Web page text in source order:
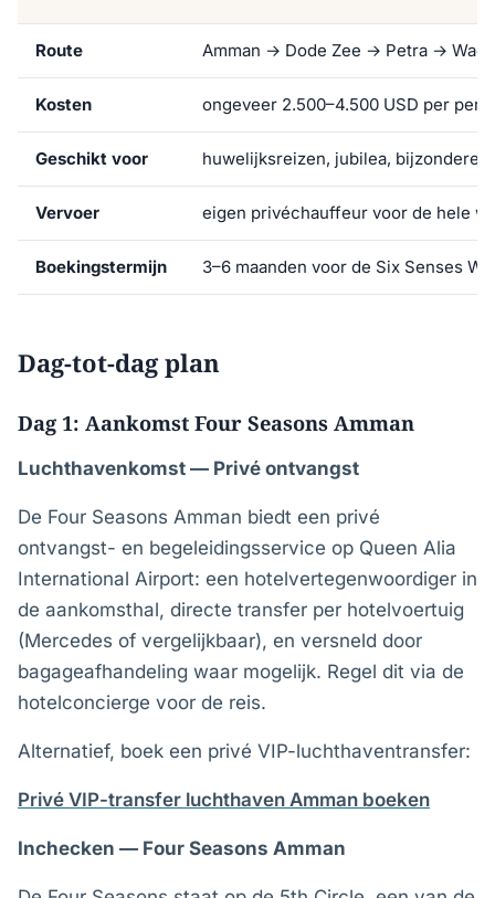
Route Amman → Dode Zee → Petra → Wadi
Kosten ongeveer 2.500–4.500 USD per
Geschikt voor huwelijksreizen, jubilea, bijzondere
Vervoer eigen privéchauffeur voor de hele
Boekingstermijn 3–6 maanden voor de Six Senses
Dag-tot-dag plan
Dag 1: Aankomst Four Seasons Amman
Luchthavenkomst — Privé ontvangst
De Four Seasons Amman biedt een privé
ontvangst- en begeleidingsservice op Queen Alia
International Airport: een hotelvertegenwoordiger in
de aankomsthal, directe transfer per hotelvoertuig
(Mercedes of vergelijkbaar), en versneld door
bagageafhandeling waar mogelijk. Regel dit via de
hotelconcierge voor de reis.
Alternatief, boek een privé VIP-luchthaventransfer:
Privé VIP-transfer luchthaven Amman boeken
Inchecken — Four Seasons Amman